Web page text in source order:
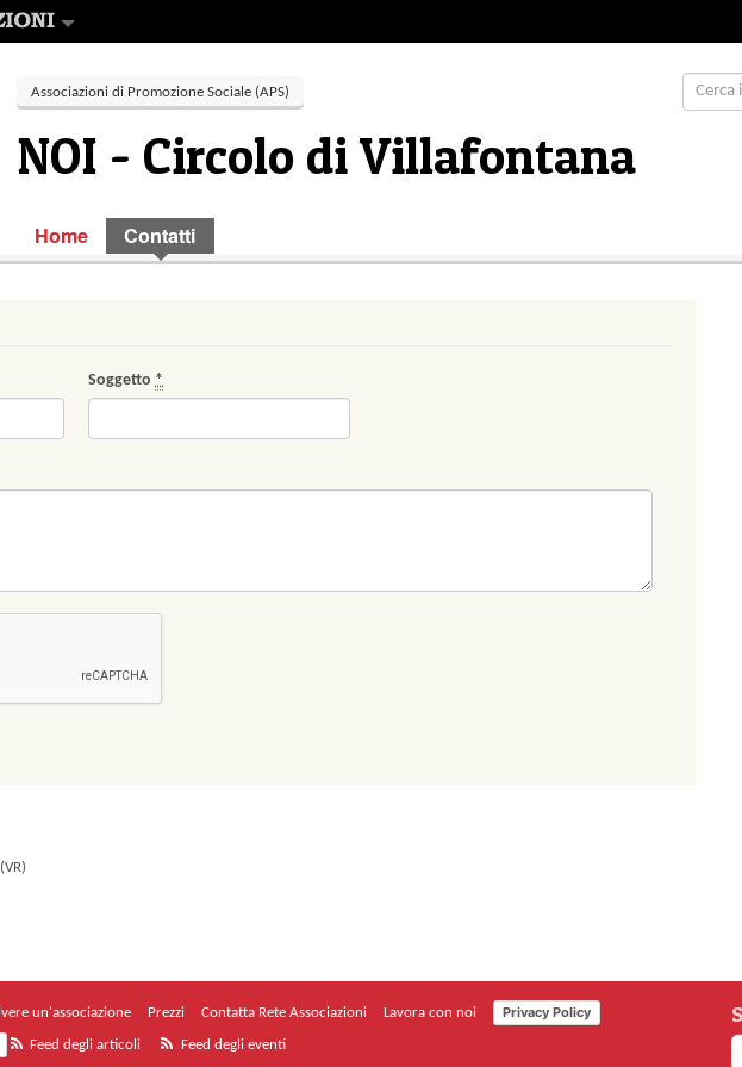
Associazioni di Promozione Sociale (APS)
NOI - Circolo di Villafontana
Home Contatti
Soggetto *
un'associazione Prezzi Contatta Rete Associazioni Lavora con noi
Privacy Policy
Feed degli articoli Feed degli eventi